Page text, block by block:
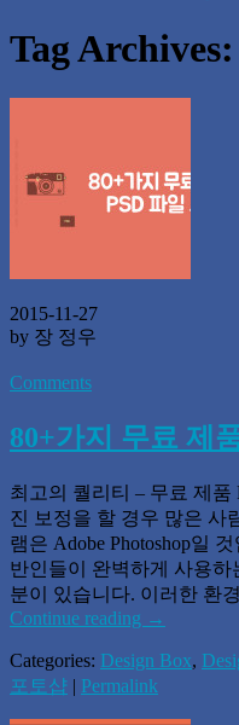
Tag Archives:
2015-11-27
by 장 정우
Comments
80+가지 무료 제
최고의 퀄리티 – 무료 제
진 보정을 할 경우 많은 사
램은 Adobe Photoshop일
반인들이 완벽하게 사용
분이 있습니다. 이러한 환
Continue reading →
Categories: Design Box,
포토샵 | Permalink